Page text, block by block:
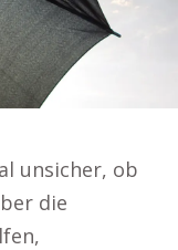
unsicher, ob
die